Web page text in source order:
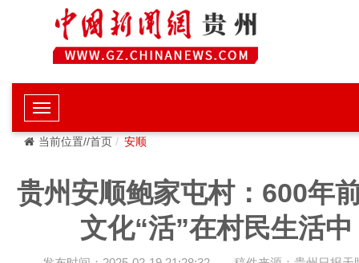
当前位置//首页 安顺
贵州安顺鲍家屯村：600年
文化“活”在村民生活中